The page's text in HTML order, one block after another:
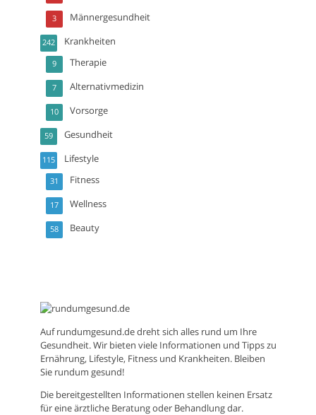
Männergesundheit
3
Krankheiten
242
Therapie
9
Alternativmedizin
7
Vorsorge
10
Gesundheit
59
Lifestyle
115
Fitness
31
Wellness
17
Beauty
58
Aufrundumgesund.dedreht sich alles rund um Ihre
Gesundheit. Wir bieten viele Informationen und Tipps zu
Ernährung, Lifestyle, Fitness und Krankheiten. Bleiben
Sie rundum gesund!
Die bereitgestellten Informationen stellen keinen Ersatz
für eine ärztliche Beratung oder Behandlung dar.